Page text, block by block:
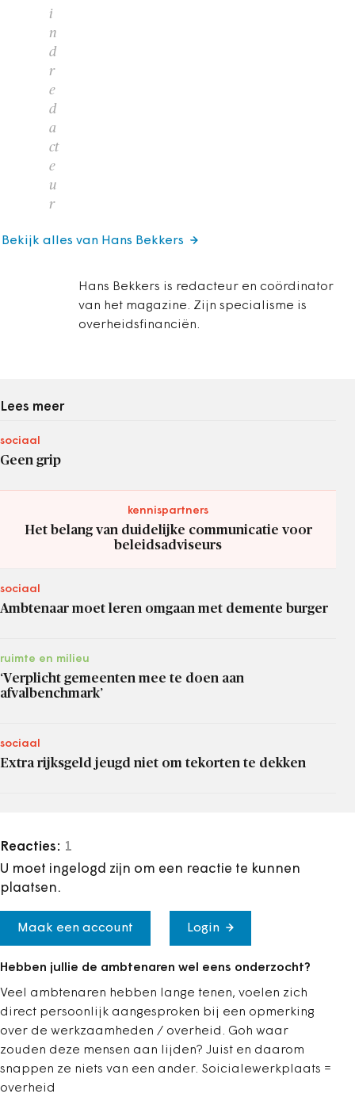
i
n
d
r
e
d
a
ct
e
u
r
Hans Bekkers is redacteur en coördinator
van het magazine. Zijn specialisme is
overheidsfinanciën.
Bekijk alles van Hans Bekkers
Lees meer
sociaal
Geen grip
kennispartners
Het belang van duidelijke communicatie voor
beleidsadviseurs
sociaal
Ambtenaar moet leren omgaan met demente burger
ruimte en milieu
‘Verplicht gemeenten mee te doen aan
afvalbenchmark’
sociaal
Extra rijksgeld jeugd niet om tekorten te dekken
Reacties: 1
U moet ingelogd zijn om een reactie te kunnen
plaatsen.
Maak een account Login
Hebben jullie de ambtenaren wel eens onderzocht?
Veel ambtenaren hebben lange tenen, voelen zich
direct persoonlijk aangesproken bij een opmerking
over de werkzaamheden / overheid. Goh waar
zouden deze mensen aan lijden? Juist en daarom
snappen ze niets van een ander. Soicialewerkplaats =
overheid